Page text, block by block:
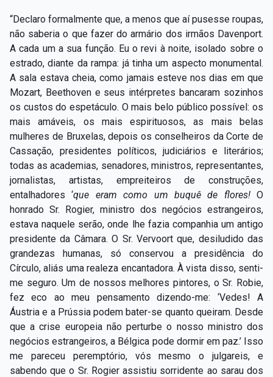
“Declaro formalmente que, a menos que aí pusesse roupas,
não saberia o que fazer do armário dos irmãos Davenport.
A cada um a sua função. Eu o revi à noite, isolado sobre o
estrado, diante da rampa: já tinha um aspecto monumental.
A sala estava cheia, como jamais esteve nos dias em que
Mozart, Beethoven e seus intérpretes bancaram sozinhos
os custos do espetáculo. O mais belo público possível: os
mais amáveis, os mais espirituosos, as mais belas
mulheres de Bruxelas, depois os conselheiros da Corte de
Cassação, presidentes políticos, judiciários e literários;
todas as academias, senadores, ministros, representantes,
jornalistas, artistas, empreiteiros de construções,
entalhadores ‘que eram como um buquê de flores! O
honrado Sr. Rogier, ministro dos negócios estrangeiros,
estava naquele serão, onde lhe fazia companhia um antigo
presidente da Câmara. O Sr. Vervoort que, desiludido das
grandezas humanas, só conservou a presidência do
Círculo, aliás uma realeza encantadora. À vista disso, senti-
me seguro. Um de nossos melhores pintores, o Sr. Robie,
fez eco ao meu pensamento dizendo-me: ‘Vedes! A
Áustria e a Prússia podem bater-se quanto queiram. Desde
que a crise europeia não perturbe o nosso ministro dos
negócios estrangeiros, a Bélgica pode dormir em paz.’ Isso
me pareceu peremptório, vós mesmo o julgareis, e
sabendo que o Sr. Rogier assistiu sorridente ao sarau dos